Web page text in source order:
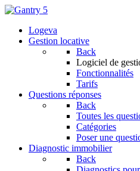
Logeva
Gestion locative
Back
Logiciel de
Fonctionnalités
Tarifs
Questions réponses
Back
Toutes les
Catégories
Poser une
Diagnostic immobilier
Back